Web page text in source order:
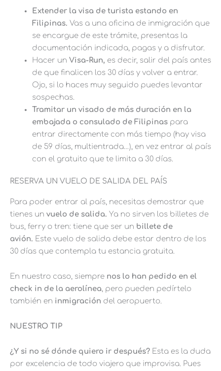
Extender la visa de turista estando en
Filipinas. Vas a una oficina de inmigración que
se encargue de este trámite, presentas la
documentación indicada, pagas y a disfrutar.
Hacer un Visa-Run, es decir, salir del país antes
de que finalicen los 30 días y volver a entrar.
Ojo, si lo haces muy seguido puedes levantar
sospechas.
Tramitar un visado de más duración en la
embajada o consulado de Filipinas para
entrar directamente con más tiempo (hay visa
de 59 días, multientrada…), en vez entrar al país
con el gratuito que te limita a 30 días.
RESERVA UN VUELO DE SALIDA DEL PAÍS
Para poder entrar al país, necesitas demostrar que
tienes un vuelo de salida. Ya no sirven los billetes de
bus, ferry o tren: tiene que ser un billete de
avión. Este vuelo de salida debe estar dentro de los
30 días que contempla tu estancia gratuita.
En nuestro caso, siempre nos lo han pedido en el
check in de la aerolínea, pero pueden pedírtelo
también en inmigración del aeropuerto.
NUESTRO TIP
¿Y si no sé dónde quiero ir después? Esta es la duda
por excelencia de todo viajero que improvisa. Pues